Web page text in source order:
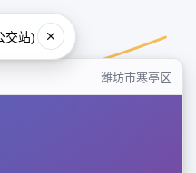
潍坊市寒亭区